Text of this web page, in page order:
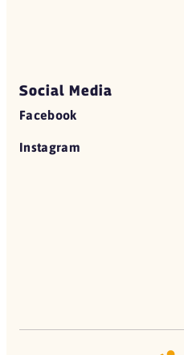
Social Media
Facebook
Instagram